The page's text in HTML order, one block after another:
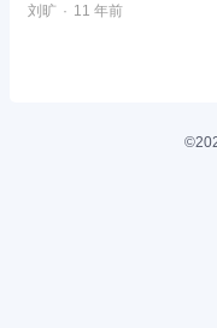
刘旷 11 年前